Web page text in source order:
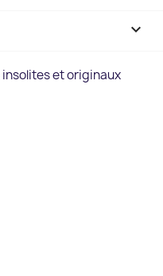
keyboard_arrow_down
et originaux